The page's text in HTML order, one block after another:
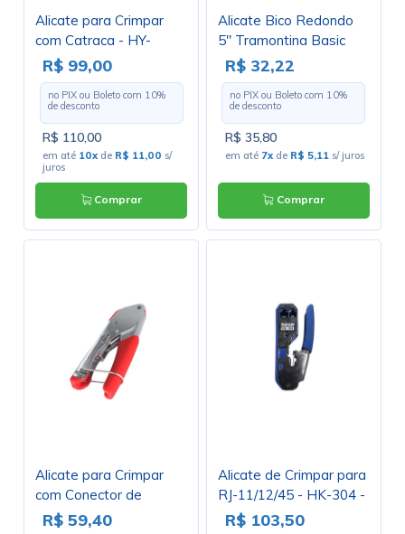
Alicate para Crimpar
com Catraca - HY-
SM301E
R$ 99,00
no PIX ou Boleto com 10%
de desconto
R$ 110,00
em até 10x de R$ 11,00 s/
juros
Comprar
Alicate Bico Redondo
5" Tramontina Basic
Aço Especial com
Empunhadura em PVC
Azul - Tramontina
R$ 32,22
no PIX ou Boleto com 10%
de desconto
R$ 35,80
em até 7x de R$ 5,11 s/ juros
Comprar
Alicate para Crimpar
com Conector de
Compressão - XC-CH-
R$ 59,40
Alicate de Crimpar para
RJ-11/12/45 - HK-304 -
Hikari
R$ 103,50